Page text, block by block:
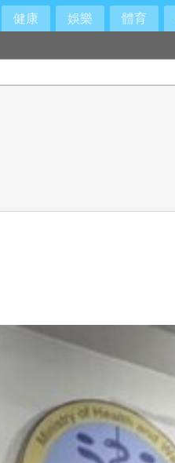
健康 娛樂 體育